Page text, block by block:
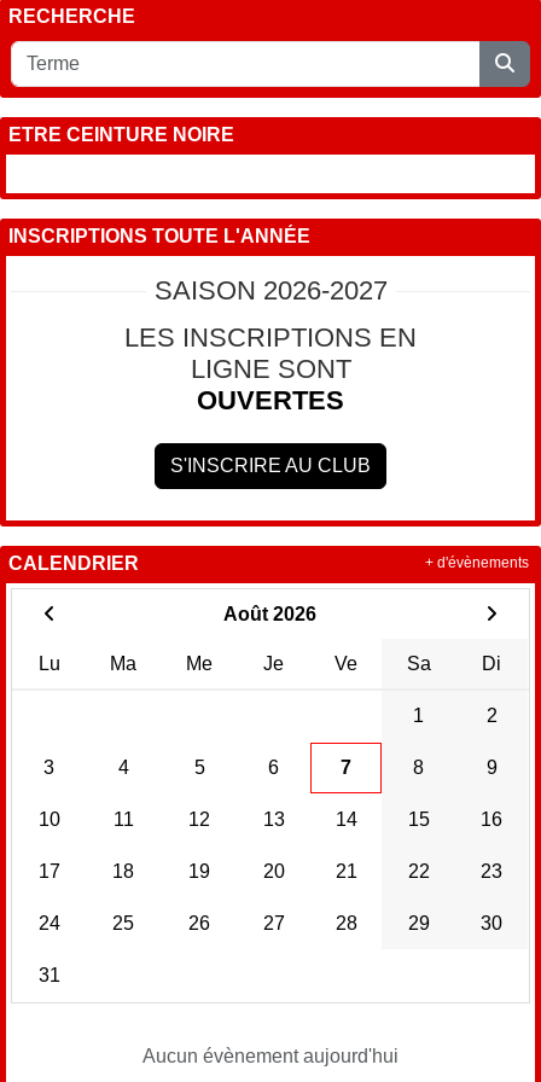
RECHERCHE
ETRE CEINTURE NOIRE
INSCRIPTIONS TOUTE L'ANNÉE
SAISON 2026-2027
LES INSCRIPTIONS EN
LIGNE SONT
OUVERTES
S'INSCRIRE AU CLUB
CALENDRIER
Août 2026
Lu Ma Me Je Ve Sa Di
1 2
3 4 5 6 7 8 9
10 11 12 13 14 15 16
17 18 19 20 21 22 23
24 25 26 27 28 29 30
31
Aucun évènement aujourd'hui
+ d'évènements